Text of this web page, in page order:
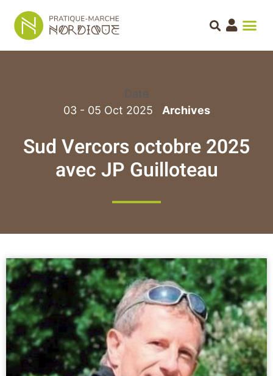
Date
03 - 05 Oct 2025
Sud Vercors octobre 2025
avec JP Guilloteau